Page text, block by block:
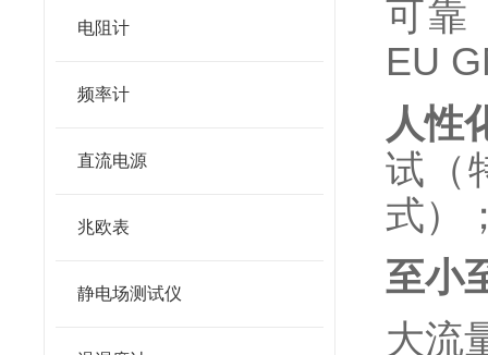
电阻计
频率计
直流电源
兆欧表
静电场测试仪
可靠
EU
人性
试（
式）
至小
大流